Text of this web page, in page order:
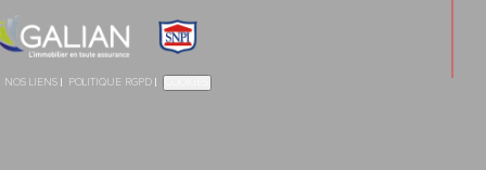
NOS LIENS POLITIQUE RGPD